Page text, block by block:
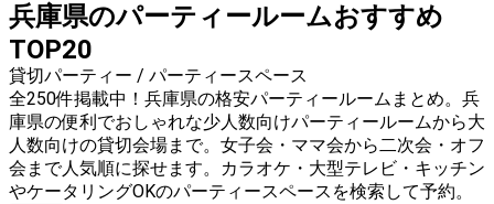
兵庫県のパーティールームおすすめ
TOP20
貸切パーティー / パーティースペース
全250件掲載中！兵庫県の格安パーティールームまとめ。兵
庫県の便利でおしゃれな少人数向けパーティールームから大
人数向けの貸切会場まで。女子会・ママ会から二次会・オフ
会まで人気順に探せます。カラオケ・大型テレビ・キッチン
やケータリングOKのパーティースペースを検索して予約。